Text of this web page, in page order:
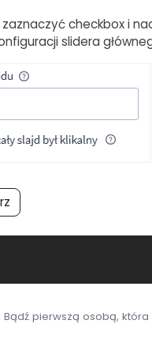
checkbox i
slidera
Bądź pierwszą osobą,